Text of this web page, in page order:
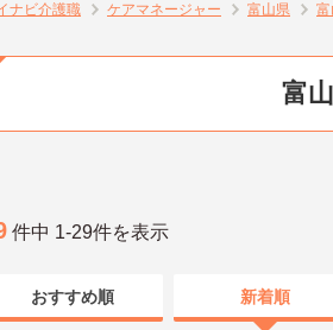
ナビ介護職 ケアマネージャー 富山県
富
件中 1-29件を表示
おすすめ順 新着順